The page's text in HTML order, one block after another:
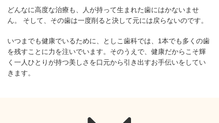
どんなに高度な治療も、人が持って生まれた歯にはかないませ
ん。
そして、その歯は一度削ると決して元には戻らないのです。
いつまでも健康でいるために、としこ歯科では、1本でも多くの歯
を残すことに力を注いでいます。 そのうえで、健康だからこそ輝
く一人ひとりが持つ美しさを口元から引き出すお手伝いをしてい
きます。